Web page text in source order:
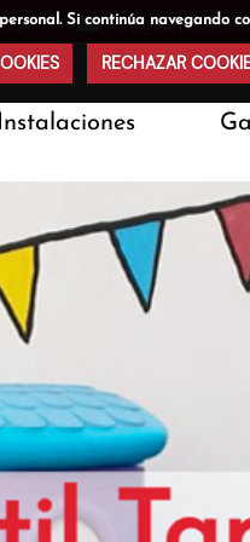
Si continúa navegando
RECHAZAR
Instalaciones